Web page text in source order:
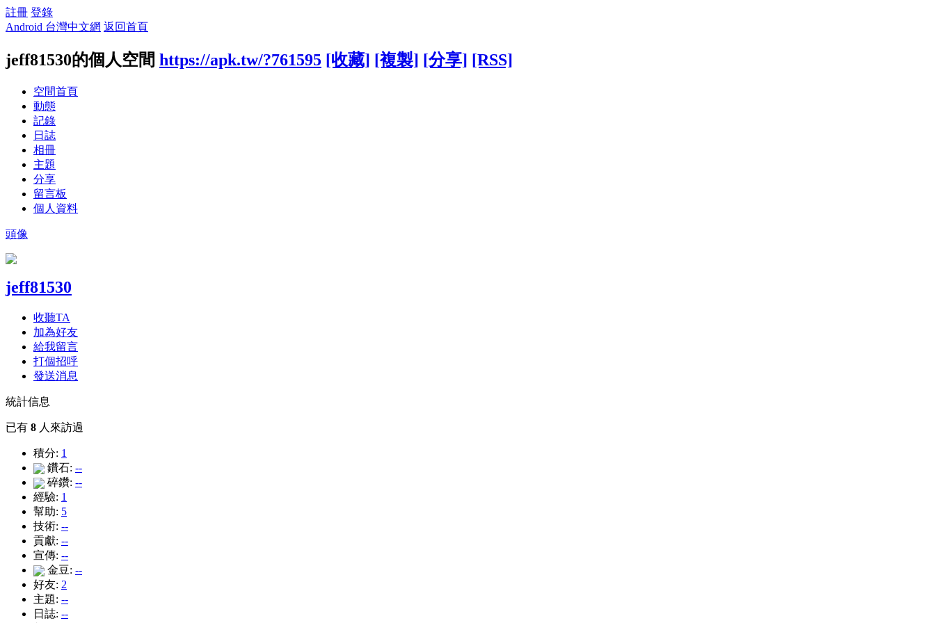
註冊 登錄
Android 台灣中文網 返回首頁
jeff81530的個人空間 https://apk.tw/?761595 [收藏] [複製] [分享] [RSS]
空間首頁
動態
記錄
日誌
相冊
主題
分享
留言板
個人資料
頭像
jeff81530
收聽TA
加為好友
給我留言
打個招呼
發送消息
統計信息
已有 8 人來訪過
積分: 1
鑽石: --
碎鑽: --
經驗: 1
幫助: 5
技術: --
貢獻: --
宣傳: --
金豆: --
好友: 2
主題: --
日誌: --